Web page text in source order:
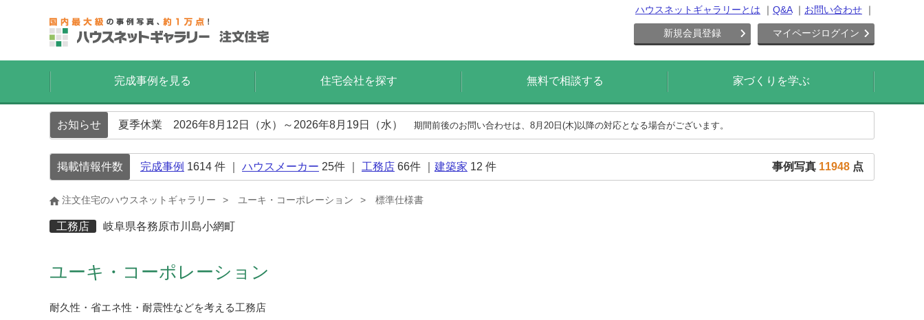
ハウスネットギャラリーとは Q&A お問い合わせ
新規会員登録 マイページログイン
完成事例を見る 住宅会社を探す 無料で相談する 家づくりを学ぶ
お知らせ 夏季休業 2026年8月12日（水）～2026年8月19日（水） 期間前後のお問い合わせは、8月20日(木)以降の対応となる場合がございます。
掲載情報件数 完成事例 1614 件 ｜ ハウスメーカー 25件 ｜ 工務店 66件 ｜ 建築家 12 件 事例写真 11948 点
注文住宅のハウスネットギャラリー ユーキ・コーポレーション 標準仕様書
工務店 岐阜県各務原市川島小網町
ユーキ・コーポレーション
耐久性・省エネ性・耐震性などを考える工務店